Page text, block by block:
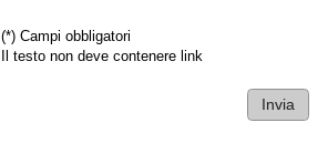
(*) Campi obbligatori
Il testo non deve contenere link